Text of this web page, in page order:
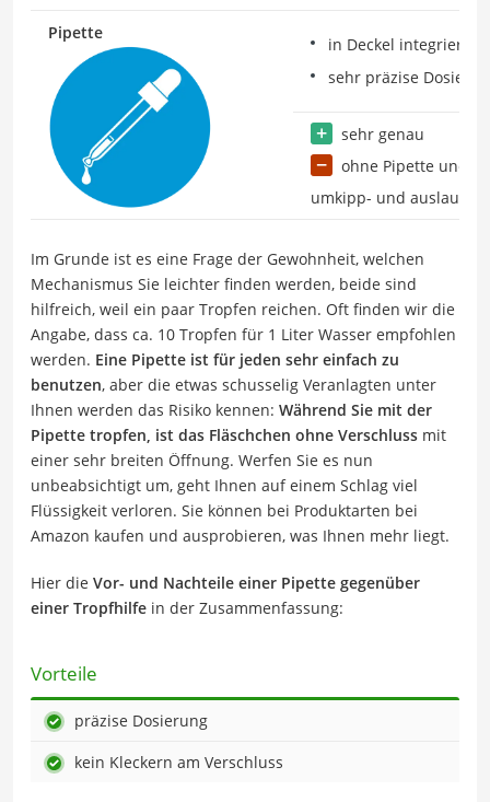
Pipette
in Deckel integriert
sehr präzise
sehr genau
ohne Pipette und
umkipp- und
Im Grunde ist es eine Frage der Gewohnheit, welchen
Mechanismus Sie leichter finden werden, beide sind
hilfreich, weil ein paar Tropfen reichen. Oft finden wir die
Angabe, dass ca. 10 Tropfen für 1 Liter Wasser empfohlen
werden. Eine Pipette ist für jeden sehr einfach zu
benutzen, aber die etwas schusselig Veranlagten unter
Ihnen werden das Risiko kennen: Während Sie mit der
Pipette tropfen, ist das Fläschchen ohne Verschluss mit
einer sehr breiten Öffnung. Werfen Sie es nun
unbeabsichtigt um, geht Ihnen auf einem Schlag viel
Flüssigkeit verloren. Sie können bei Produktarten bei
Amazon kaufen und ausprobieren, was Ihnen mehr liegt.
Hier die Vor- und Nachteile einer Pipette gegenüber
einer Tropfhilfe in der Zusammenfassung:
Vorteile
präzise Dosierung
kein Kleckern am Verschluss